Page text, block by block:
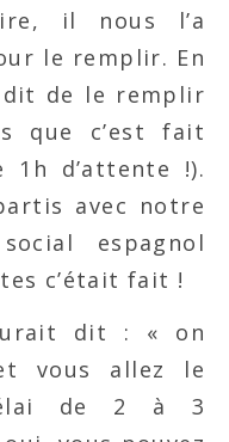
il nous l’a
le remplir. En
dit de le remplir
que c’est fait
1h d’attente !).
avec notre
espagnol
c’était fait !
dit : « on
vous allez le
de 2 à 3